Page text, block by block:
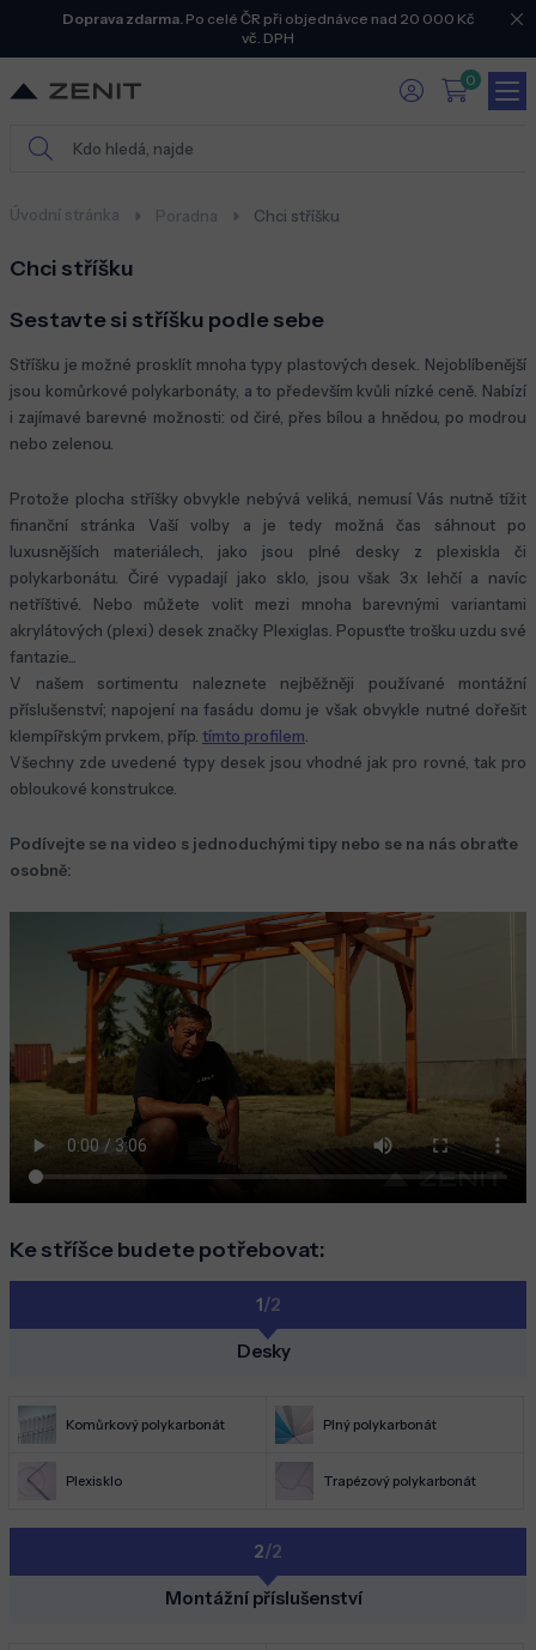
Doprava zdarma.Po celé ČR při objednávce nad 20 000 Kč
vč. DPH
0
Úvodní stránka Poradna Chci stříšku
Chci stříšku
Sestavte si stříšku podle sebe
Stříšku je možné prosklít mnoha typy plastových desek. Nejoblíbenější
jsou komůrkové polykarbonáty, a to především kvůli nízké ceně. Nabízí
i zajímavé barevné možnosti: od čiré, přes bílou a hnědou, po modrou
nebo zelenou.
Protože plocha stříšky obvykle nebývá veliká, nemusí Vás nutně tížit
finanční stránka Vaší volby a je tedy možná čas sáhnout po
luxusnějších materiálech, jako jsou plné desky z plexiskla či
polykarbonátu. Čiré vypadají jako sklo, jsou však 3x lehčí a navíc
netříštivé. Nebo můžete volit mezi mnoha barevnými variantami
akrylátových (plexi) desek značky Plexiglas. Popusťte trošku uzdu své
fantazie...
V našem sortimentu naleznete nejběžněji používané montážní
příslušenství; napojení na fasádu domu je však obvykle nutné dořešit
klempířským prvkem, příp. tímto profilem
Všechny zde uvedené typy desek jsou vhodné jak pro rovné, tak pro
obloukové konstrukce.
Podívejte se na video s jednoduchými tipy nebo se na nás obraťte
osobně:
Ke stříšce budete potřebovat:
1/2
Desky
Komůrkový polykarbonát Plný polykarbonát
Plexisklo Trapézový polykarbonát
2/2
Montážní příslušenství